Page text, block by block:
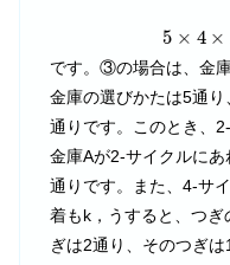
5 × 4 ×
5 × 4 × 2 ×
です。③の場合は、金
金庫の選びかたは5通
通りです。このとき、
金庫Aが2-サイクルに
通りです。また、4-サ
着もk，うすると、つ
ぎは2通り、そのつぎ